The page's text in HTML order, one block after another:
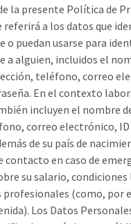
la presente Política de
referirá a los datos que
o puedan usarse para
a alguien, incluidos el
teléfono, correo
En el contexto
incluyen el nombre
correo electrónico, ID
de su país de
contacto en caso de
su salario, condiciones
profesionales (como, por
Los Datos